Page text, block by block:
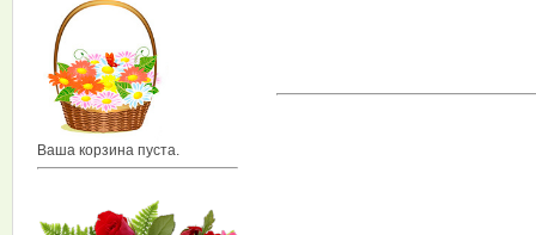
Ваша корзина пуста.